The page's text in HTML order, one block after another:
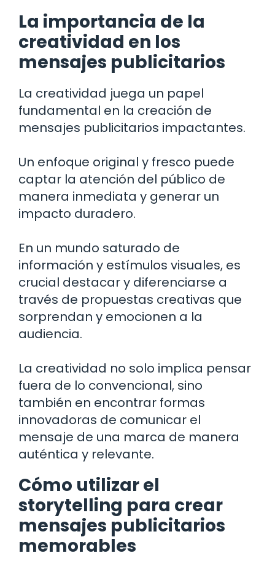
La importancia de la
creatividad en los
mensajes publicitarios
La creatividad juega un papel
fundamental en la creación de
mensajes publicitarios impactantes.
Un enfoque original y fresco puede
captar la atención del público de
manera inmediata y generar un
impacto duradero.
En un mundo saturado de
información y estímulos visuales, es
crucial destacar y diferenciarse a
través de propuestas creativas que
sorprendan y emocionen a la
audiencia.
La creatividad no solo implica pensar
fuera de lo convencional, sino
también en encontrar formas
innovadoras de comunicar el
mensaje de una marca de manera
auténtica y relevante.
Cómo utilizar el
storytelling para crear
mensajes publicitarios
memorables